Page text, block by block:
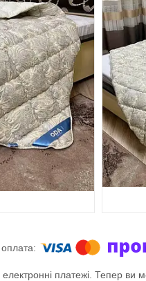
електронні платежі. Тепер